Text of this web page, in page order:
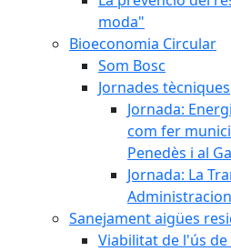
moda"
Bioeconomia Circular
Som Bosc
Jornades tècniques
Jornada:
com fer
Penedès i al
Jornada: La
Sanejament aigües
Viabilitat de l'ús